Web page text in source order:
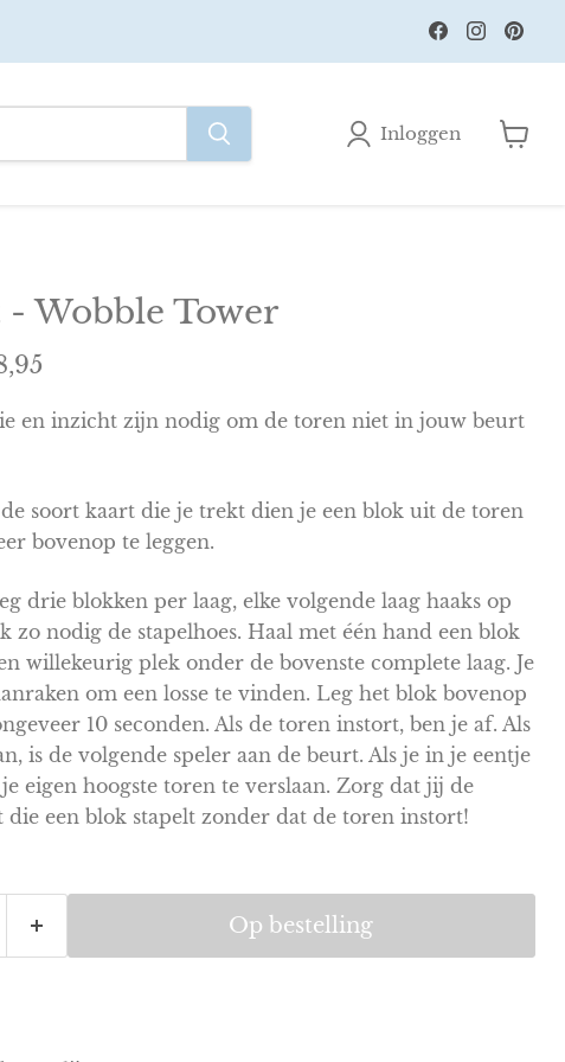
Vind
ons
op
Vind
ons
op
op
Inloggen
Wobble Tower
prijs
en inzicht zijn nodig om de toren niet in jouw beurt
soort kaart die je trekt dien je een blok uit de toren
bovenop te leggen.
drie blokken per laag, elke volgende laag haaks op
zo nodig de stapelhoes. Haal met één hand een blok
willekeurig plek onder de bovenste complete laag. Je
om een losse te vinden. Leg het blok bovenop
10 seconden. Als de toren instort, ben je af. Als
is de volgende speler aan de beurt. Als je in je eentje
eigen hoogste toren te verslaan. Zorg dat jij de
die een blok stapelt zonder dat de toren instort!
Op bestelling